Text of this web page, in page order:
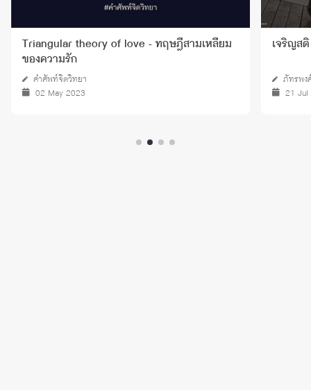
เจริญสติ ตระหนักรู้ความเจ็บปวด
ภัทรพงศ์ สุทธิรัตน์
21 Jul 2025
อคติรัง
ผศ. ด
21